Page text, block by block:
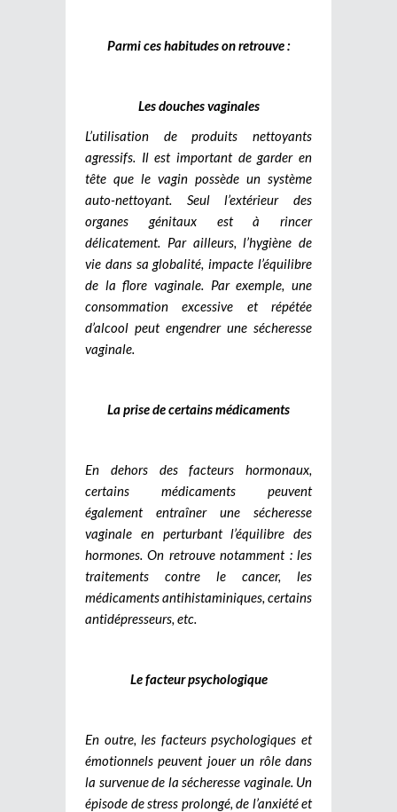
Parmi ces habitudes on retrouve :
Les douches vaginales
L’utilisation de produits nettoyants
agressifs. Il est important de garder en
tête que le vagin possède un système
auto-nettoyant. Seul l’extérieur des
organes génitaux est à rincer
délicatement. Par ailleurs, l’hygiène de
vie dans sa globalité, impacte l’équilibre
de la flore vaginale. Par exemple, une
consommation excessive et répétée
d’alcool peut engendrer une sécheresse
vaginale.
La prise de certains médicaments
En dehors des facteurs hormonaux,
certains médicaments peuvent
également entraîner une sécheresse
vaginale en perturbant l’équilibre des
hormones. On retrouve notamment : les
traitements contre le cancer, les
médicaments antihistaminiques, certains
antidépresseurs, etc.
Le facteur psychologique
En outre, les facteurs psychologiques et
émotionnels peuvent jouer un rôle dans
la survenue de la sécheresse vaginale. Un
épisode de stress prolongé, de l’anxiété et